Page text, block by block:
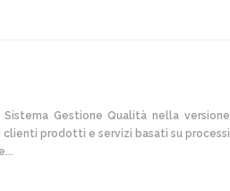
Gestione Qualità nella versione
clienti prodotti e servizi basati su processi